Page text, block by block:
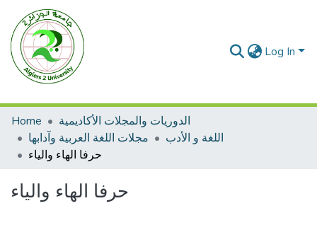
Log In
Home
الدوريات والمجلات الأكاديمية
مجلات اللغة العربية وآدابها
اللغة و الأدب
حرفا الهاء والياء
حرفا الهاء والياء